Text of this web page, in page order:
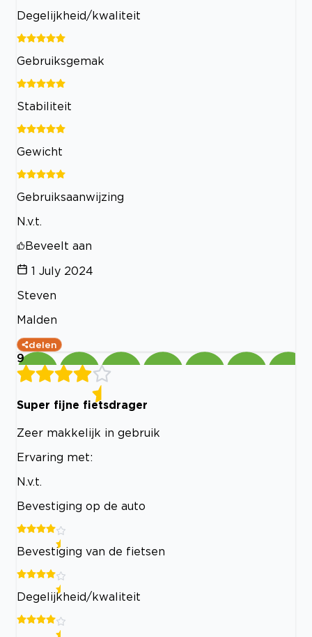
Degelijkheid/kwaliteit
Gebruiksgemak
Stabiliteit
Gewicht
Gebruiksaanwijzing
N.v.t.
Beveelt aan
1 July 2024
Steven
Malden
delen
9
Super fijne fietsdrager
Zeer makkelijk in gebruik
Ervaring met:
N.v.t.
Bevestiging op de auto
Bevestiging van de fietsen
Degelijkheid/kwaliteit